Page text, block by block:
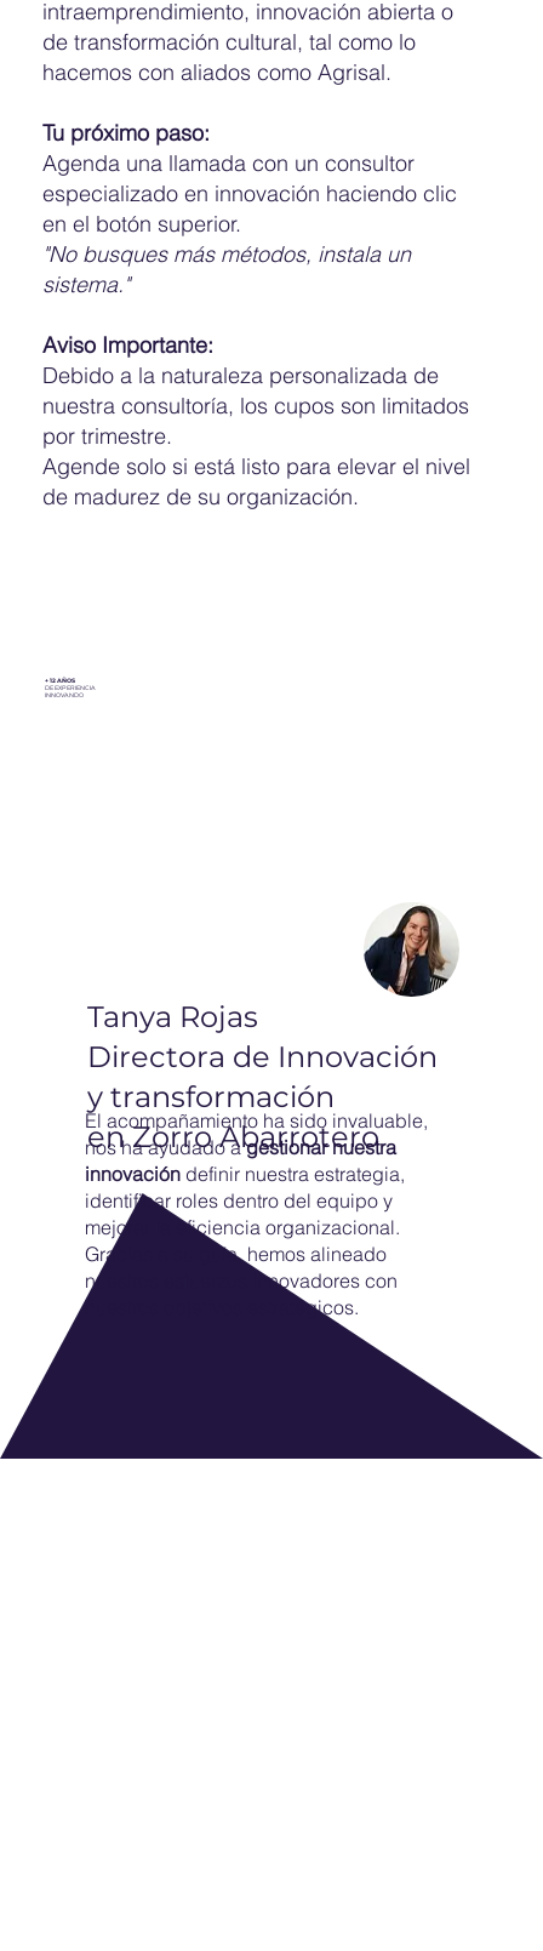
intraemprendimiento, innovación abierta o
de transformación cultural, tal como lo
hacemos con aliados como Agrisal.
Tu próximo paso:
Agenda una llamada con un consultor
especializado en innovación haciendo clic
en el botón superior.
"No busques más métodos, instala un
sistema."
Aviso Importante:
Debido a la naturaleza personalizada de
nuestra consultoría, los cupos son limitados
por trimestre.
Agende solo si está listo para elevar el nivel
de madurez de su organización.
+ 12 AÑOS
DE EXPERIENCIA
INNOVANDO
El acompañamiento ha sido invaluable,
nos ha ayudado agestionar nuestra
innovación definir nuestra estrategia,
identificar roles dentro del equipo y
mejorar la eficiencia organizacional.
Gracias a su guía, hemos alineado
nuestros esfuerzos innovadores con
nuestros objetivos estratégicos.
Tanya Rojas
Directora de Innovación
y transformación
en Zorro Abarrotero